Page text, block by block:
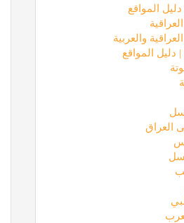
المواقع
والعربية
المواقع
العراق